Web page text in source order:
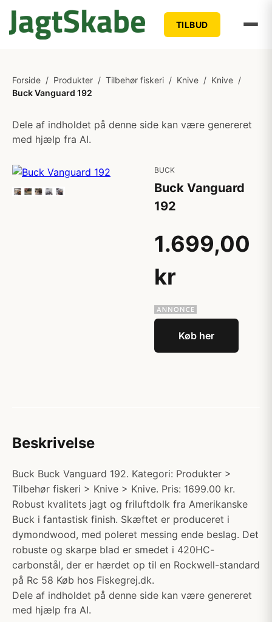
TILBUD
Forside / Produkter / Tilbehør fiskeri / Knive / Knive /
Buck Vanguard 192
Dele af indholdet på denne side kan være genereret
med hjælp fra AI.
BUCK
Buck Vanguard
192
1.699,00
kr
Køb her
Beskrivelse
Buck Buck Vanguard 192. Kategori: Produkter >
Tilbehør fiskeri > Knive > Knive. Pris: 1699.00 kr.
Robust kvalitets jagt og friluftdolk fra Amerikanske
Buck i fantastisk finish. Skæftet er produceret i
dymondwood, med poleret messing ende beslag. Det
robuste og skarpe blad er smedet i 420HC-
carbonstål, der er hærdet op til en Rockwell-standard
på Rc 58 Køb hos Fiskegrej.dk.
Dele af indholdet på denne side kan være genereret
med hjælp fra AI.